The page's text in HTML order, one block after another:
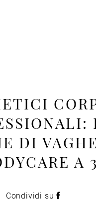
DI
A
Condividi su